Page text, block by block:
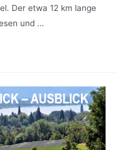
Der etwa 12 km lange
und …